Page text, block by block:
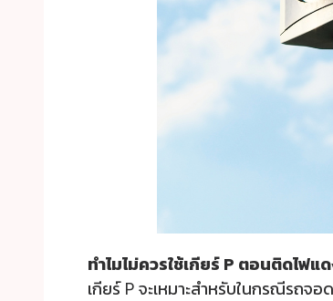
ทำไมไม่ควรใช้เกียร์ P ตอนติดไฟแ
เกียร์ P จะเหมาะสำหรับในกรณีรถจ